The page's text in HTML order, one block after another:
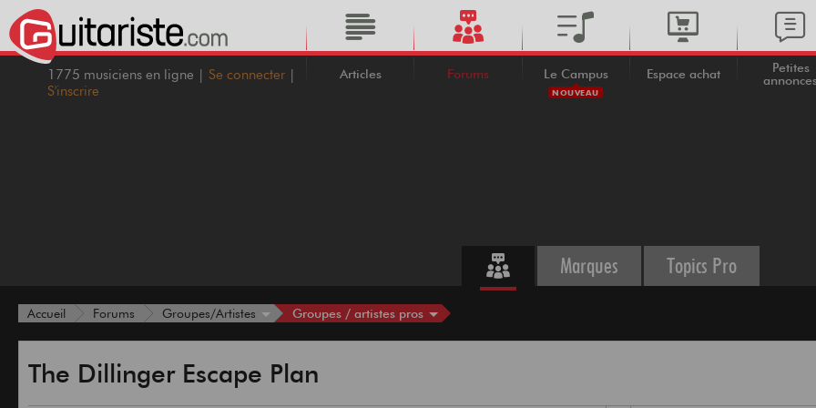
1775 musiciens en ligne | Se connecter |
S'inscrire
Articles Forums Le Campus
NOUVEAU
Espace achat
Petites
Marques Topics Pro
Accueil Forums Groupes/Artistes Groupes / artistes pros
The Dillinger Escape Plan